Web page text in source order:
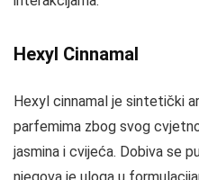
Hexyl Cinnamal
Hexyl cinnamal je sintetički
parfemima zbog svog
jasmina i cvijeća. Dobiva se